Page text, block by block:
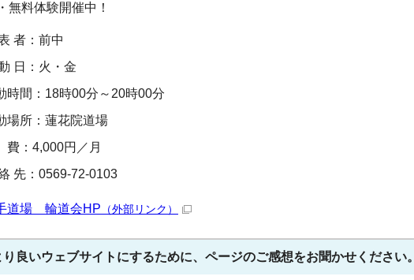
料体験開催中！
者：前中
日：火・金
時間：18時00分～20時00分
場所：蓮花院道場
：4,000円／月
先：0569-72-0103
道場 輪道会HP （外部リンク）
り良いウェブサイトにするために、ページのご感想をお聞かせください。